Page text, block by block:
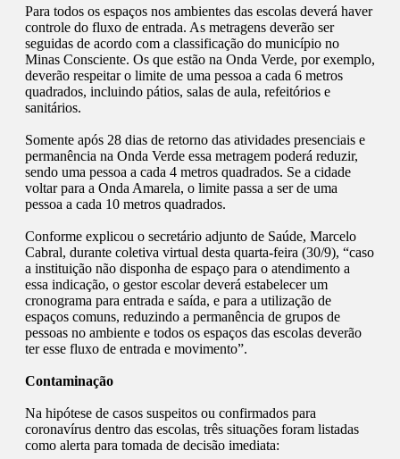
Para todos os espaços nos ambientes das escolas deverá haver
controle do fluxo de entrada. As metragens deverão ser
seguidas de acordo com a classificação do município no
Minas Consciente. Os que estão na Onda Verde, por exemplo,
deverão respeitar o limite de uma pessoa a cada 6 metros
quadrados, incluindo pátios, salas de aula, refeitórios e
sanitários.
Somente após 28 dias de retorno das atividades presenciais e
permanência na Onda Verde essa metragem poderá reduzir,
sendo uma pessoa a cada 4 metros quadrados. Se a cidade
voltar para a Onda Amarela, o limite passa a ser de uma
pessoa a cada 10 metros quadrados.
Conforme explicou o secretário adjunto de Saúde, Marcelo
Cabral, durante coletiva virtual desta quarta-feira (30/9), “caso
a instituição não disponha de espaço para o atendimento a
essa indicação, o gestor escolar deverá estabelecer um
cronograma para entrada e saída, e para a utilização de
espaços comuns, reduzindo a permanência de grupos de
pessoas no ambiente e todos os espaços das escolas deverão
ter esse fluxo de entrada e movimento”.
Contaminação
​Na hipótese de casos suspeitos ou confirmados para
coronavírus dentro das escolas, três situações foram listadas
como alerta para tomada de decisão imediata: